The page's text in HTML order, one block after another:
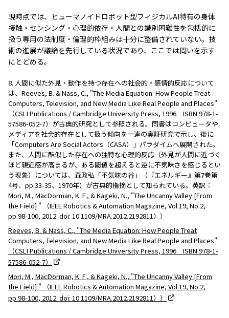
現時点では、ヒューマノイドロボット型フィジカルAI特有の身体
接触・センシング・心理的依存・人間との識別困難性を包括的に
扱う専用の法制度・倫理的枠組みは十分に整備されていない。技
術の進展が議論を先行している状況であり、ここでは問いを示す
にとどめる。
8. 人間に似た外見・動作を持つ存在への社会的・感情的反応について
は、Reeves, B. & Nass, C., "The Media Equation: How People Treat
Computers, Television, and New Media Like Real People and Places"
（CSLI Publications / Cambridge University Press, 1996 ISBN 978-1-
57586-052-7）が古典的研究として参照される。同書はコンピュータや
メディアを社会的存在として扱う傾向を一連の実証研究で示し、後に
「Computers Are Social Actors（CASA）」パラダイムへ展開された。
また、人間に酷似した存在への独特な心理的反応（外見が人間に近づく
ほど親近感が高まるが、ある閾値を超えると逆に不気味さを感じるとい
う現象）については、森政弘「不気味の谷」（『エネルギー』第7巻第
4号、pp.33-35、1970年）が古典的指摘として知られている。英訳：
Mori, M., MacDorman, K. F., & Kageki, N., "The Uncanny Valley [From
the Field] " （IEEE Robotics & Automation Magazine, Vol.19, No.2,
pp.98-100, 2012. doi: 10.1109/MRA.2012.2192811））
Reeves, B. & Nass, C., "The Media Equation: How People Treat
Computers, Television, and New Media Like Real People and Places"
（CSLI Publications / Cambridge University Press, 1996 ISBN 978-1-
57586-052-7）
Mori, M., MacDorman, K. F., & Kageki, N., "The Uncanny Valley [From
the Field] " （IEEE Robotics & Automation Magazine, Vol.19, No.2,
pp.98-100, 2012. doi: 10.1109/MRA.2012.2192811））